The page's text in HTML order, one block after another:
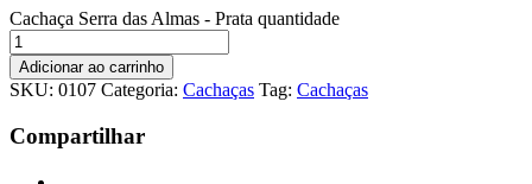
Cachaça Serra das Almas - Prata quantidade
Adicionar ao carrinho
SKU: 0107 Categoria: Cachaças Tag: Cachaças
Compartilhar